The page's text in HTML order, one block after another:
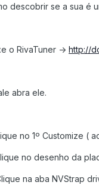
descobrir se a sua é
o RivaTuner -> http://
abra ele.
no 1º Customize (
no desenho da
na aba NVStrap